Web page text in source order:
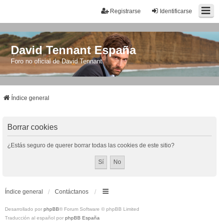
Identificarse
Registrarse
David Tennant España
Foro no oficial de David Tennant
Índice general
Borrar cookies
¿Estás seguro de querer borrar todas las cookies de este sitio?
Índice general Contáctanos
Desarrollado por phpBB® Forum Software © phpBB Limited
Traducción al español por phpBB España